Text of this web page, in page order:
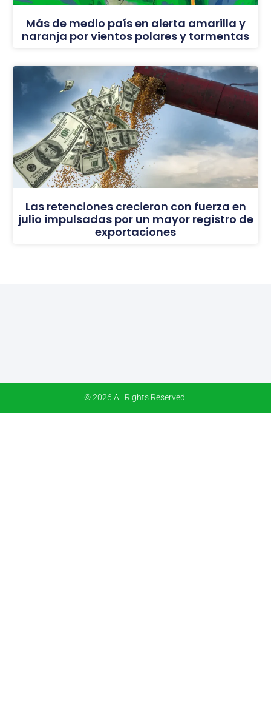
Más de medio país en alerta amarilla y
naranja por vientos polares y tormentas
Las retenciones crecieron con fuerza en
julio impulsadas por un mayor registro de
exportaciones
© 2026 All Rights Reserved.